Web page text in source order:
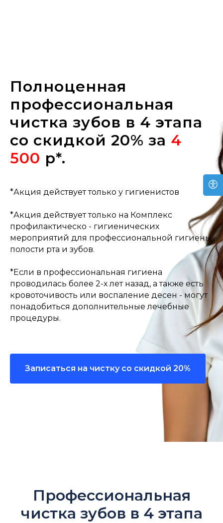
Полноценная
профессиональная
чистка зубов в 4 этапа
со скидкой 20% за 4
500 р*.
*Акция действует только у гигиенистов
*Акция действует только на Комплекс
профилактическо - гигиенических
мероприятий для профессиональной гигиены
полости рта и зубов.
*Если в профессиональная гигиена
проводилась более 2-х лет назад, а также есть
кровоточивость или воспаление десен - могут
понадобиться дополнительные лечебные
процедуры.
Записаться на чистку со скидкой 20%
Профессиональная
чистка зубов в 4 этапа